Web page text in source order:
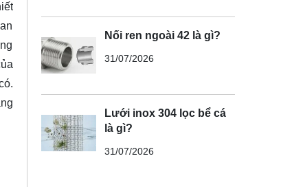
Nối ren ngoài 42 là gì?
31/07/2026
Lưới inox 304 lọc bể cá
là gì?
31/07/2026